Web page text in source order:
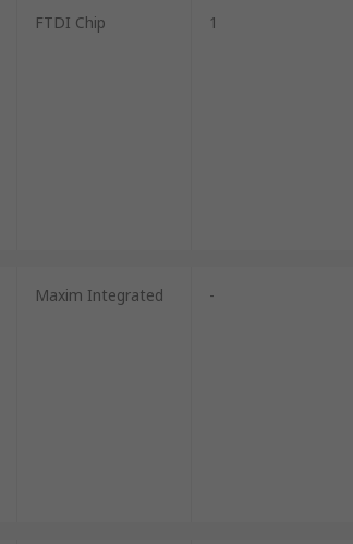
FTDI Chip 1
Maxim Integrated -